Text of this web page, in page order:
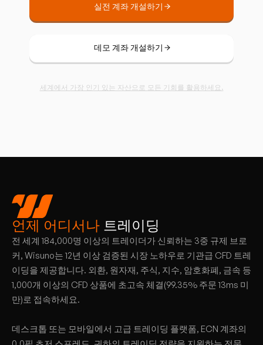
실전 계좌 개설하기
데모 계좌 개설하기
세계에서 가장 인기 있는 자산으로 모든 기회를 활용하세요.
언제 어디서나 트레이딩
전 세계 184,000명 이상의 트레이더가 신뢰하는 3중 규제 브로
커, Wisuno는 12년 이상 검증된 시장 노하우로 기관급 CFD 트레
이딩을 제공합니다. 외환, 원자재, 주식, 지수, 암호화폐, 금속 등
1,000개 이상의 CFD 상품에 초고속 체결(99.35% 주문 13ms 미
만)로 접속하세요.
데스크톱 또는 모바일에서 고급 트레이딩 플랫폼, ECN 계좌의